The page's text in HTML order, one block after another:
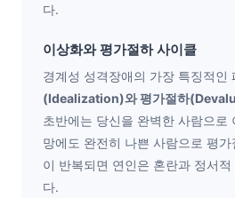
다.
이상화와 평가절하 사이클
경계성 성격장애의 가장 특징적인
(Idealization)와 평가절하
초반에는 당신을 완벽한 사람으로
망에도 완전히 나쁜 사람으로 평
이 반복되면 연인은 혼란과 정서
다.